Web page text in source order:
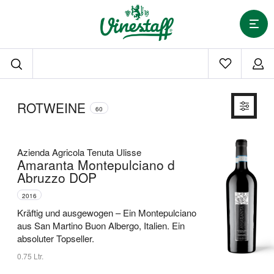
ROTWEINE 60
Azienda Agricola Tenuta Ulisse
Amaranta Montepulciano d
Abruzzo DOP
2016
Kräftig und ausgewogen –Ein Montepulciano
aus San Martino Buon Albergo, Italien. Ein
absoluter Topseller.
0.75 Ltr.